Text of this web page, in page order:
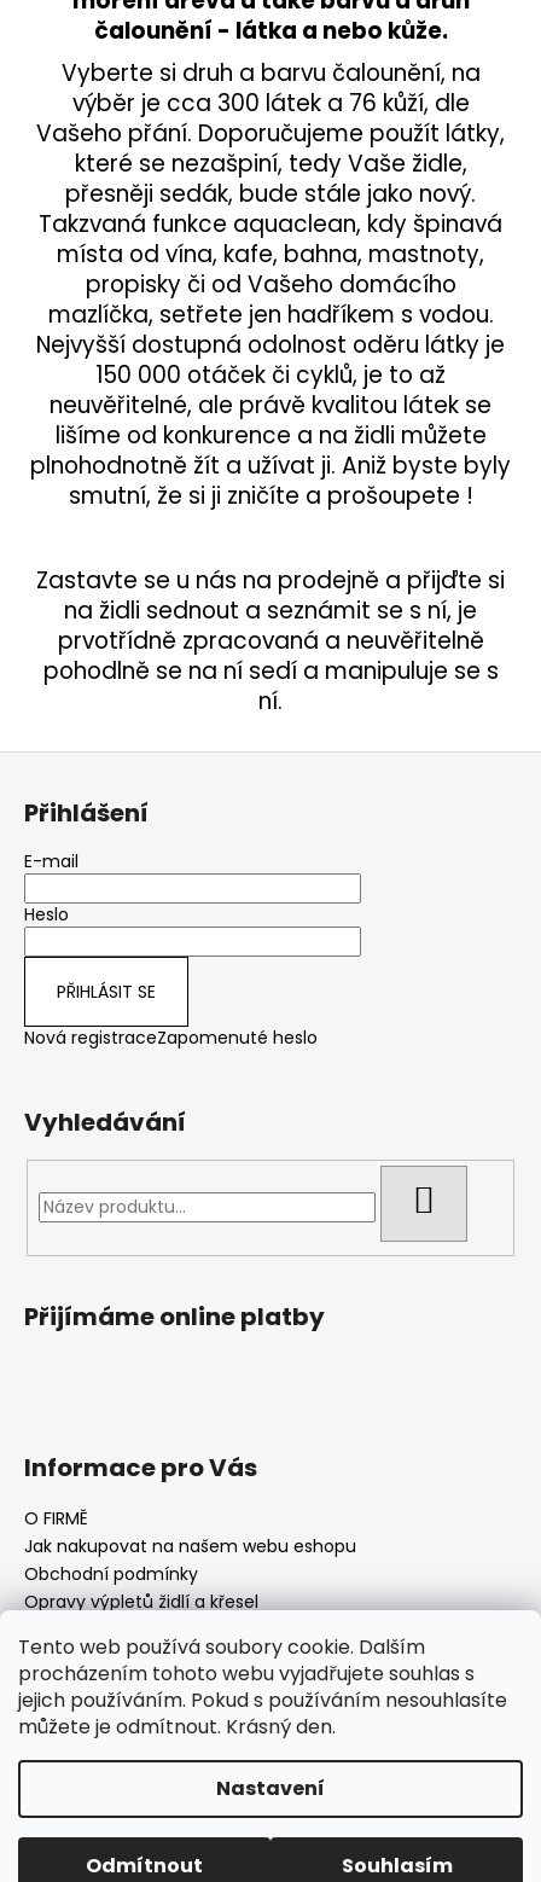
Tento web používá soubory cookie. Dalším
procházením tohoto webu vyjadřujete souhlas s
jejich používáním. Pokud s používáním nesouhlasíte
můžete je odmítnout. Krásný den.
Nastavení
Odmítnout Souhlasím
čalounění - látka a nebo kůže.
Vyberte si druh a barvu čalounění, na
výběr je cca 300 látek a 76 kůží, dle
Vašeho přání. Doporučujeme použít látky,
které se nezašpiní, tedy Vaše židle,
přesněji sedák, bude stále jako nový.
Takzvaná funkce aquaclean, kdy špinavá
místa od vína, kafe, bahna, mastnoty,
propisky či od Vašeho domácího
mazlíčka, setřete jen hadříkem s vodou.
Nejvyšší dostupná odolnost oděru látky je
150 000 otáček či cyklů, je to až
neuvěřitelné, ale právě kvalitou látek se
lišíme od konkurence a na židli můžete
plnohodnotně žít a užívat ji. Aniž byste byly
smutní, že si ji zničíte a prošoupete !
Zastavte se u nás na prodejně a přijďte si
na židli sednout a seznámit se s ní, je
prvotřídně zpracovaná a neuvěřitelně
pohodlně se na ní sedí a manipuluje se s
ní.
Z
Přihlášení
E-mail
Heslo
PŘIHLÁSIT SE
Nová registraceZapomenuté heslo
Vyhledávání
Přijímáme online platby
Informace pro Vás
O FIRMĚ
Jak nakupovat na našem webu eshopu
Obchodní podmínky
Opravy výpletů židlí a křesel
Facebook Fan page Nábytek STRNAD
Vytvořil Shoptet
Copyright 2026AQ-FURNITURE Jan Strnad Nábytek
Praha. Všechna práva vyhrazena.Upravit nastavení